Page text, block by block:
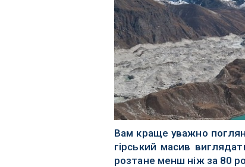
Вам краще уважно
гірський масив
розтане менш ніж за 80